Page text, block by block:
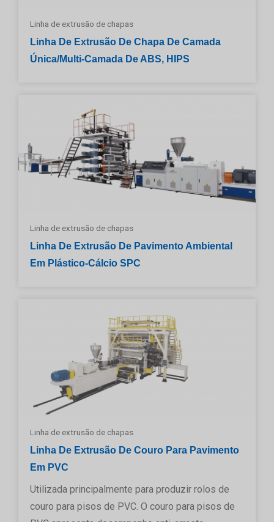
Linha de extrusão de chapas
Linha De Extrusão De Chapa De Camada
Única/multi-Camada De ABS, HIPS
Linha de extrusão de chapas
Linha De Extrusão De Pavimento Ambiental
Em Plástico-Cálcio SPC
Linha de extrusão de chapas
Linha De Extrusão De Couro Para Pavimento
Em PVC
Utilizada principalmente para produzir rolos de
couro para pisos de PVC. O couro para pisos de